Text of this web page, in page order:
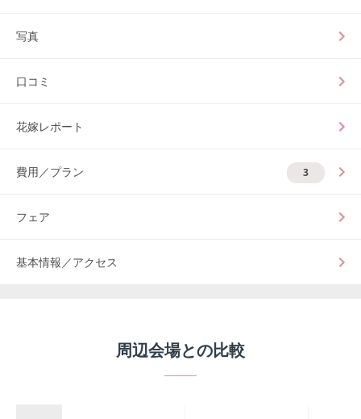
写真
口コミ
花嫁レポート
費用／プラン 3
フェア
基本情報／アクセス
周辺会場との比較